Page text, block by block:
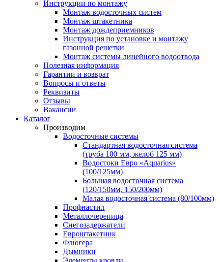
Инструкции по монтажу
Монтаж водосточных систем
Монтаж штакетника
Монтаж дождеприемников
Инструкция по установке и монтажу
газонной решетки
Монтаж системы линейного водоотвода
Полезная информация
Гарантии и возврат
Вопросы и ответы
Реквизиты
Отзывы
Вакансии
Каталог
Производим
Водосточные системы
Стандартная водосточная система
(труба 100 мм, желоб 125 мм)
Водостоки Евро «Aquarius»
(100/125мм)
Большая водосточная система
(120/150мм, 150/200мм)
Малая водосточная система (80/100мм)
Профнастил
Металлочерепица
Снегозадержатели
Евроштакетник
Флюгера
Дымники
Элементы кровли